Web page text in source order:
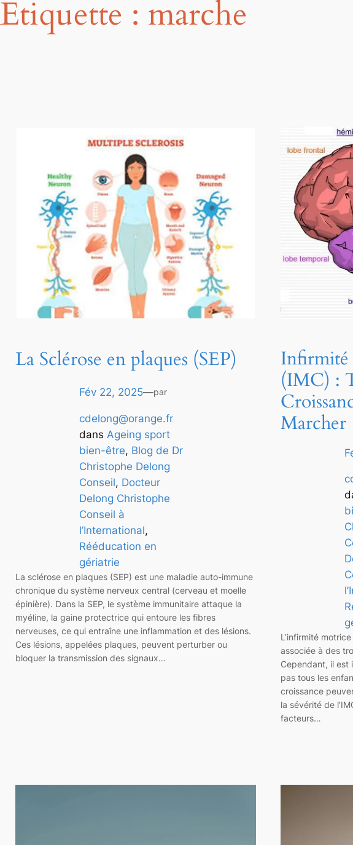
Étiquette : marche
La Sclérose en plaques (SEP)
Fév 22, 2025—par
cdelong@orange.fr
dansAgeing sport
bien-être, Blog de Dr
Christophe Delong
Conseil, Docteur
Delong Christophe
Conseil à
l’International
Rééducation en
gériatrie
La sclérose en plaques (SEP) est une maladie auto-immune
chronique du système nerveux central (cerveau et moelle
épinière). Dans la SEP, le système immunitaire attaque la
myéline, la gaine protectrice qui entoure les fibres
nerveuses, ce qui entraîne une inflammation et des lésions.
Ces lésions, appelées plaques, peuvent perturber ou
bloquer la transmission des signaux…
Infirmité
(IMC) :
Marcher
L’infirmité
associée à des
Cependant, il est
pas tous les
croissance
la sévérité de
facteurs…